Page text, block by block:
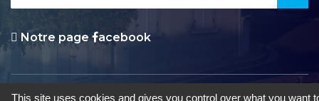
Notre page acebook
le Pont-Chrétien-Chabenet|Mentions Légales|Accessibilité|Une
This site uses cookies and gives you control over what you want